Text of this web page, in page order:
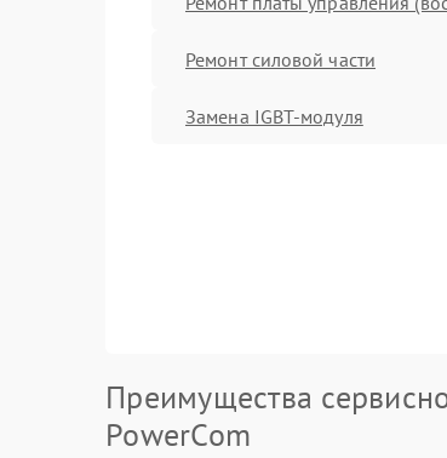
Ремонт силовой части
Замена IGBT-модуля
Преимущества
PowerCom